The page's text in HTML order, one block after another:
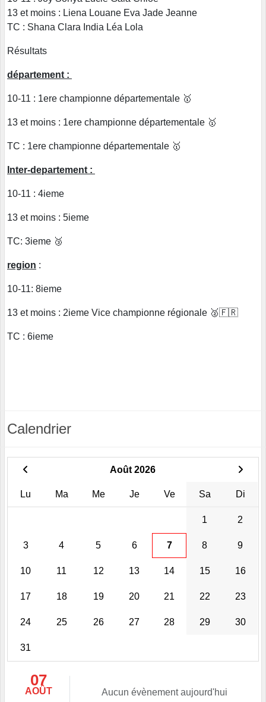
13 et moins : Liena Louane Eva Jade Jeanne
TC : Shana Clara India Léa Lola
Résultats
département :
10-11 : 1ere championne départementale 🥇
13 et moins : 1ere championne départementale 🥇
TC : 1ere championne départementale 🥇
Inter-departement :
10-11 : 4ieme
13 et moins : 5ieme
TC: 3ieme 🥉
region :
10-11: 8ieme
13 et moins : 2ieme Vice championne régionale 🥈🇫🇷
TC : 6ieme
Calendrier
Août 2026
Lu Ma Me Je Ve Sa Di
1 2
3 4 5 6 7 8 9
10 11 12 13 14 15 16
17 18 19 20 21 22 23
24 25 26 27 28 29 30
31
07
AOÛT Aucun évènement aujourd'hui